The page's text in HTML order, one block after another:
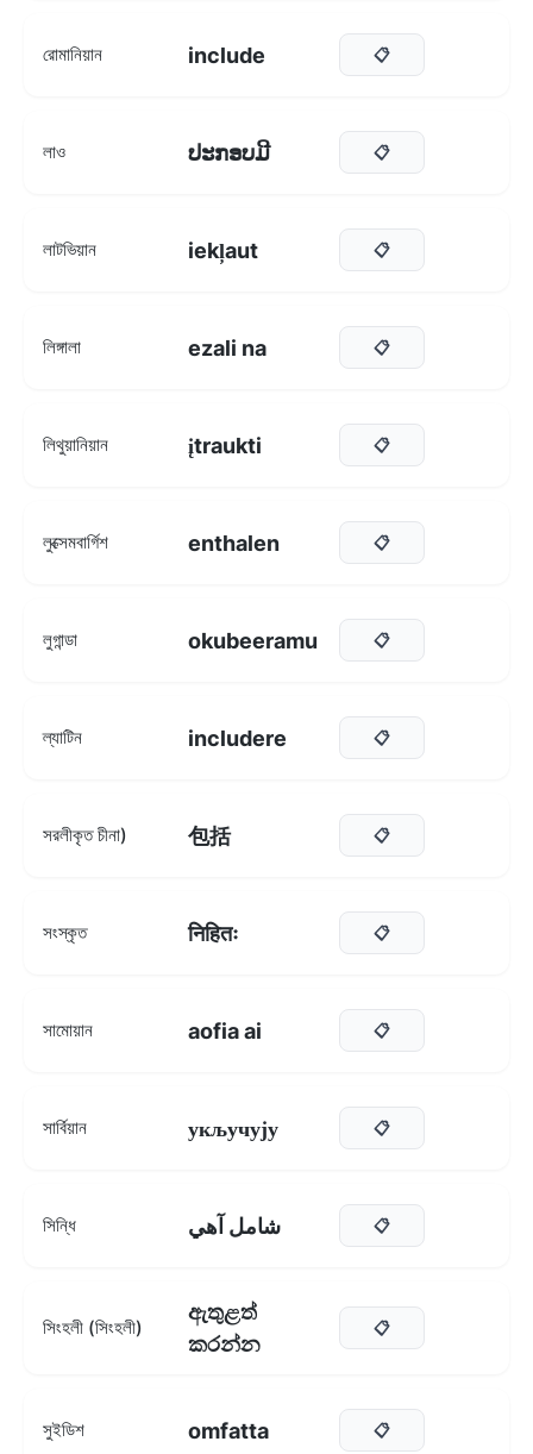
রোমানিয়ান include 📋
লাও ປະກອບມີ 📋
লাটভিয়ান iekļaut 📋
লিঙ্গালা ezali na 📋
লিথুয়ানিয়ান įtraukti 📋
লুক্সেমবার্গিশ enthalen 📋
লুগান্ডা okubeeramu 📋
ল্যাটিন includere 📋
সরলীকৃত চীনা) 包括 📋
সংস্কৃত निहितः 📋
সামোয়ান aofia ai 📋
সার্বিয়ান укључују 📋
সিন্ধি شامل آهي 📋
সিংহলী (সিংহলী)
ඇතුළත්
කරන්න
📋
সুইডিশ omfatta 📋